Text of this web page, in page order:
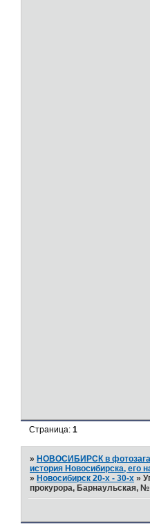
Страница:1
»НОВОСИБИРСК в
история Новосибирска, его
»Новосибирск 20-х - 30-х »
прокурора, Барнаульская,